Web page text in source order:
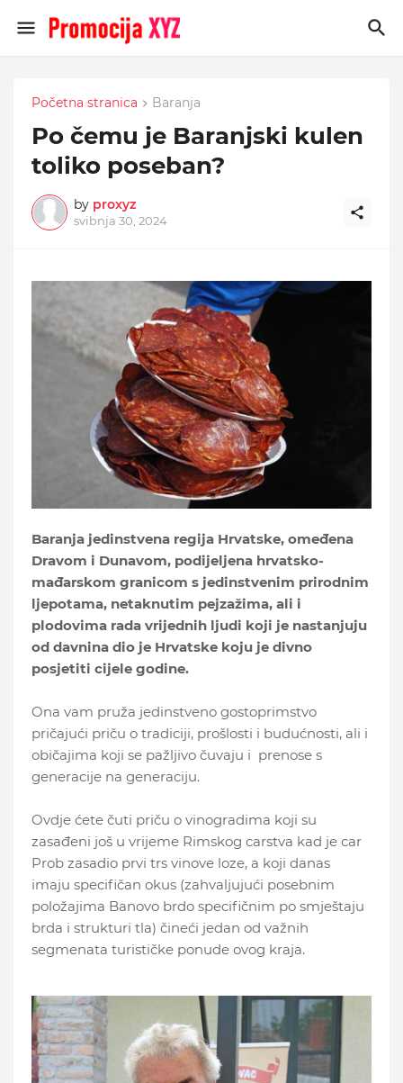
Početna stranica Baranja
Po čemu je Baranjski kulen
toliko poseban?
by proxyz
svibnja 30, 2024
Baranja jedinstvena regija Hrvatske, omeđena
Dravom i Dunavom, podijeljena hrvatsko-
mađarskom granicom s jedinstvenim prirodnim
ljepotama, netaknutim pejzažima, ali i
plodovima rada vrijednih ljudi koji je nastanjuju
od davnina dio je Hrvatske koju je divno
posjetiti cijele godine.
Ona vam pruža jedinstveno gostoprimstvo
pričajući priču o tradiciji, prošlosti i budućnosti, ali i
običajima koji se pažljivo čuvaju i prenose s
generacije na generaciju.
Ovdje ćete čuti priču o vinogradima koji su
zasađeni još u vrijeme Rimskog carstva kad je car
Prob zasadio prvi trs vinove loze, a koji danas
imaju specifičan okus (zahvaljujući posebnim
položajima Banovo brdo specifičnim po smještaju
brda i strukturi tla) čineći jedan od važnih
segmenata turističke ponude ovog kraja.